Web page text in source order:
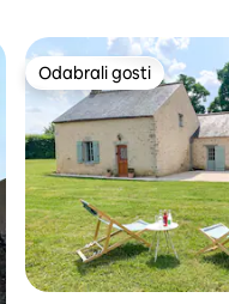
gosti”
Odabrali gosti
Odabrali gosti